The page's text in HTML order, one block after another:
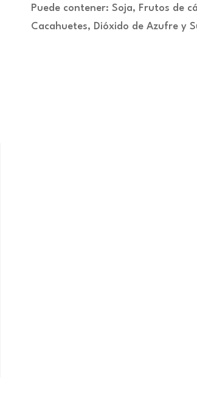
Puede contener: Soja, Frutos de
Cacahuetes, Dióxido de Azufre y